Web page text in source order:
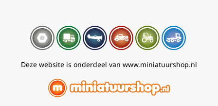
Deze website is onderdeel van www.miniatuurshop.nl